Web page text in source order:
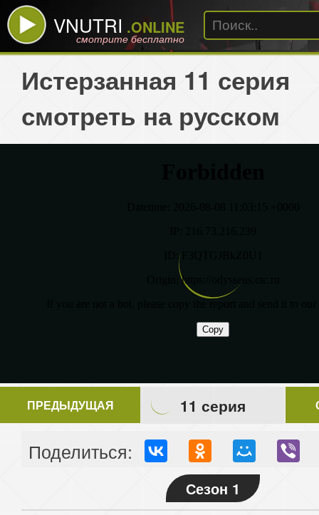
VNUTRI .ONLINE
смотрите бесплатно
Истерзанная 11 серия
смотреть на русском
ПРЕДЫДУЩАЯ 11 серия
Поделиться:
Сезон 1